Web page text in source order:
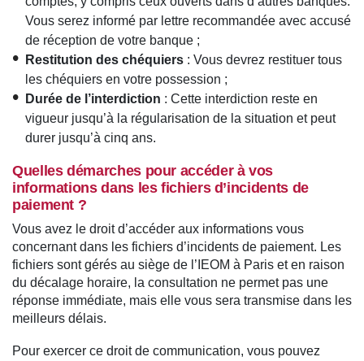
Vous serez informé par lettre recommandée avec accusé
de réception de votre banque ;
Restitution des chéquiers : Vous devrez restituer tous
les chéquiers en votre possession ;
Durée de l’interdiction : Cette interdiction reste en
vigueur jusqu’à la régularisation de la situation et peut
durer jusqu’à cinq ans.
Quelles démarches pour accéder à vos
informations dans les fichiers d’incidents de
paiement ?
Vous avez le droit d’accéder aux informations vous
concernant dans les fichiers d’incidents de paiement. Les
fichiers sont gérés au siège de l’IEOM à Paris et en raison
du décalage horaire, la consultation ne permet pas une
réponse immédiate, mais elle vous sera transmise dans les
meilleurs délais.
Pour exercer ce droit de communication, vous pouvez